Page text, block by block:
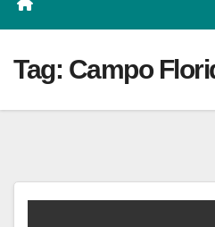
Tag: Campo